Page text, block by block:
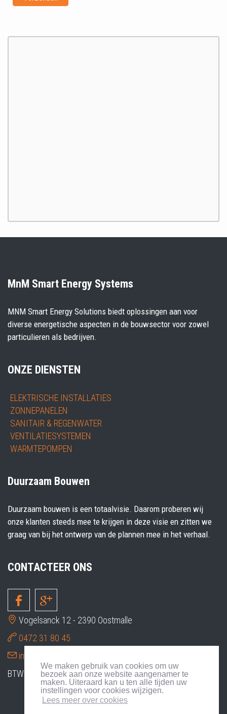
We maken gebruik van cookies om uw
bezoek aan onze website aangenamer te
maken. Uiteraard kan u ten alle tijden uw
instellingen voor cookies wijzigen.
Lees meer over cookies
MnM Smart Energy Systems
MNM Smart Energy Solutions biedt oplossingen aan voor
diverse energetische aspecten in de bouwsector voor zowel
particulieren als bedrijven.
ONZE DIENSTEN
ELEKTRISCHE INSTALLATIES
ZONNEPANELEN
SANITAIR & REGENWATER
VENTILATIESYSTEMEN
WARMTEPOMPEN
Duurzaam Bouwen
Duurzaam bouwen is een totaalvisie. Daarom proberen wij
onze klanten steeds mee te krijgen in deze visie en zitten we
graag van bij het ontwerp van de plannen mee in het verhaal.
CONTACTEER ONS
Vogelsanck 12 - 2390 Oostmalle
0472 31 80 45
info@mnm-ses.be
BTW BE0849.097.715